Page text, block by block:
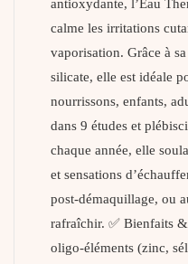
antioxydante, l’Eau
calme les irritations
vaporisation. Grâce à
silicate, elle est idéale
nourrissons, enfants,
dans 9 études et
chaque année, elle
et sensations
post-démaquillage, ou
rafraîchir. ✅ Bienfaits
oligo-éléments (zinc,